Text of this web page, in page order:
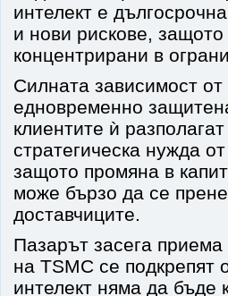
интелект е
и нови рискове,
концентрирани в
Силната зависимост
едновременно
клиентите ѝ
стратегическа нужда
защото промяна в
може бързо да се
доставчиците.
Пазарът засега
на TSMC се подкрепят
интелект няма да бъде